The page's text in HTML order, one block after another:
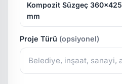
Kompozit Süzgeç 360x425
mm
Proje Türü (opsiyonel)